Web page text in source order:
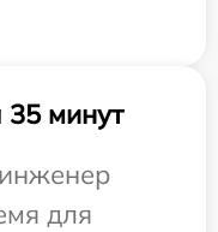
минут
для